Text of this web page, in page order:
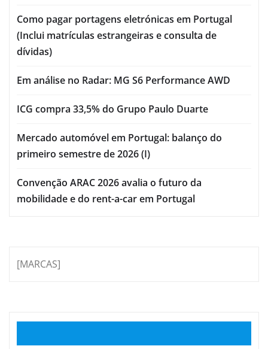
Como pagar portagens eletrónicas em Portugal
(Inclui matrículas estrangeiras e consulta de
dívidas)
Em análise no Radar: MG S6 Performance AWD
ICG compra 33,5% do Grupo Paulo Duarte
Mercado automóvel em Portugal: balanço do
primeiro semestre de 2026 (I)
Convenção ARAC 2026 avalia o futuro da
mobilidade e do rent-a-car em Portugal
[MARCAS]